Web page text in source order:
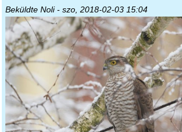
Beküldte Noli- szo, 2018-02-03 15:04